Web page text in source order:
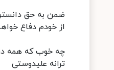
ضمن به حق
از خودم دفاع
چه خوب که همه
ترانه علیدوستی